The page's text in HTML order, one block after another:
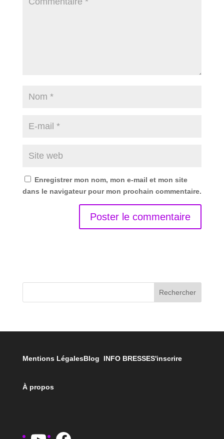
Enregistrer mon nom, mon e-mail et mon site
dans le navigateur pour mon prochain commentaire.
Rechercher
Mentions LégalesBlog INFO BRESSES'inscrire
À propos